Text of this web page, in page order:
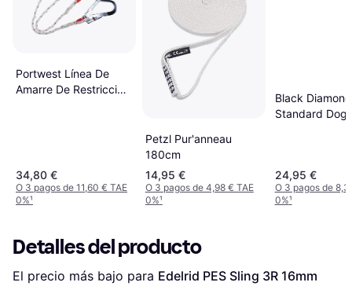
Portwest Línea De
Amarre De Restricción
34,80 €
O 3 pagos de 11,60 € TAE
0%¹
Petzl Pur'anneau
180cm
14,95 €
O 3 pagos de 4,98 € TAE
0%¹
Black Diamond
Standard
24,95 €
O 3 pagos de
0%¹
Detalles del producto
El precio más bajo para Edelrid PES Sling 3R 16mm